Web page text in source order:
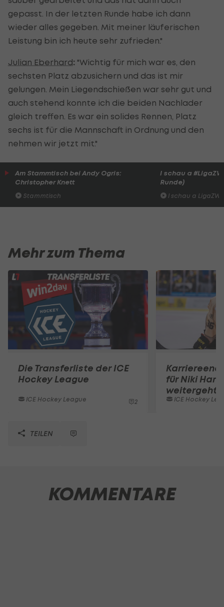
gepasst. In der letzten Runde habe ich dann
wieder alles gegeben. Mit meiner läuferischen
Leistung bin ich heute sehr zufrieden."
Julian Eberhard: "Wichtig für mich war es, den
sechsten Platz abzusichern und das ist mir
gelungen. Mein Liegendschießen war sehr gut und
auch stehend konnte ich die beiden Nachlader
gleich treffen. Es war ein solides Rennen, Platz
sechs ist für die Mannschaft in Ordnung und den
nehmen wir jetzt mit."
Am Stammtisch bei Andy Ogris:
Christopher Knett
Stammtisch
I schau a
Runde)
I schau a LigaZWA
Mehr zum Thema
Die Transferliste der ICE
Hockey League
ICE Hockey League 2
für Niki Hartl
weitergeht
ICE Hockey
TEILEN
KOMMENTARE